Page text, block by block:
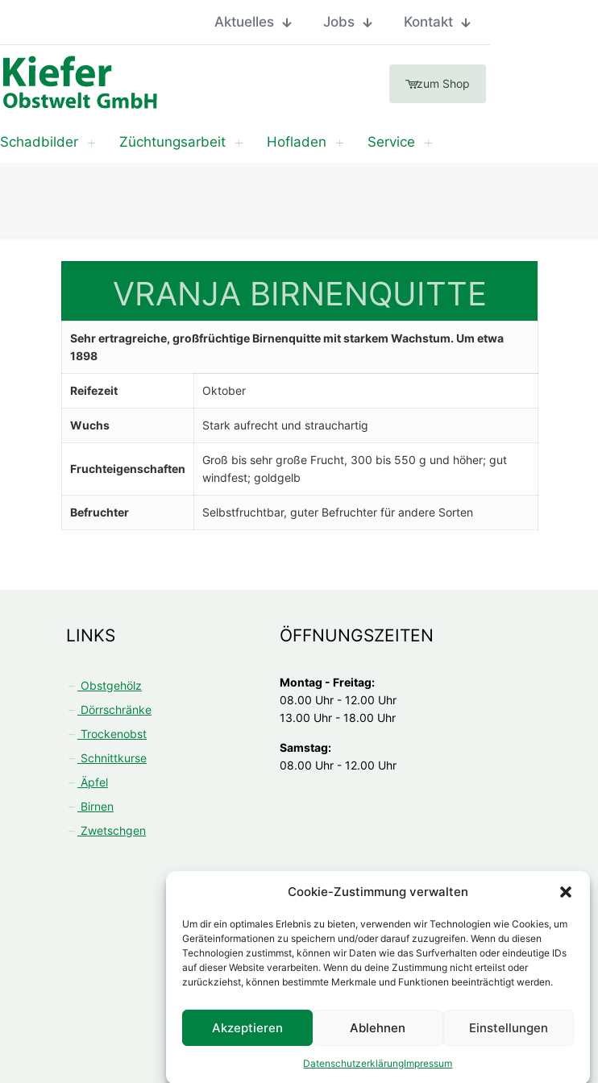
Cookie-Zustimmung verwalten
Um dir ein optimales Erlebnis zu bieten, verwenden wir Technologien wie Cookies, um
Geräteinformationen zu speichern und/oder darauf zuzugreifen. Wenn du diesen
Technologien zustimmst, können wir Daten wie das Surfverhalten oder eindeutige IDs
auf dieser Website verarbeiten. Wenn du deine Zustimmung nicht erteilst oder
zurückziehst, können bestimmte Merkmale und Funktionen beeinträchtigt werden.
Akzeptieren Ablehnen Einstellungen
DatenschutzerklärungImpressum
Aktuelles Jobs Kontakt
zum Shop
Schadbilder Züchtungsarbeit Hofladen Service
VRANJA BIRNENQUITTE
Sehr ertragreiche, großfrüchtige Birnenquitte mit starkem Wachstum. Um etwa
1898
Reifezeit Oktober
Wuchs Stark aufrecht und strauchartig
Fruchteigenschaften
Groß bis sehr große Frucht, 300 bis 550 g und höher; gut
windfest; goldgelb
Befruchter Selbstfruchtbar, guter Befruchter für andere Sorten
LINKS
Obstgehölz
Dörrschränke
Trockenobst
Schnittkurse
Äpfel
Birnen
Zwetschgen
ÖFFNUNGSZEITEN
Montag - Freitag:
08.00 Uhr - 12.00 Uhr
13.00 Uhr - 18.00 Uhr
Samstag:
08.00 Uhr - 12.00 Uhr